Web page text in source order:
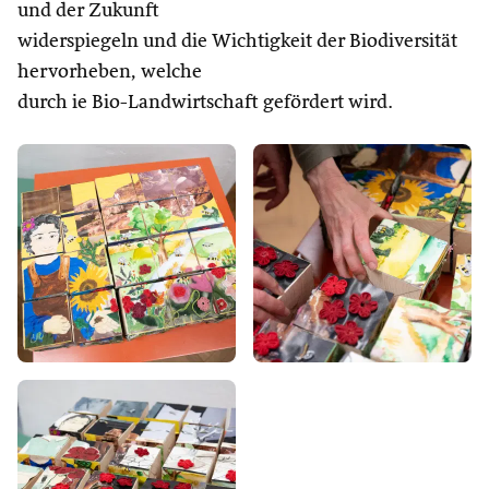
und der Zukunft
widerspiegeln und die Wichtigkeit der Biodiversität
hervorheben, welche
durch ie Bio-Landwirtschaft gefördert wird.